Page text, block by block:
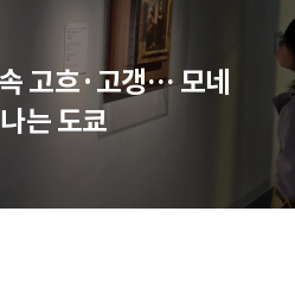
고흐·고갱… 모네
는 도쿄